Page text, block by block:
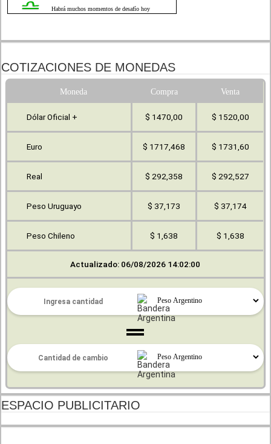
COTIZACIONES DE MONEDAS
Moneda Compra Venta
Dólar Oficial + $ 1470,00 $ 1520,00
Euro $ 1717,468 $ 1731,60
Real $ 292,358 $ 292,527
Peso Uruguayo $ 37,173 $ 37,174
Peso Chileno $ 1,638 $ 1,638
Actualizado: 06/08/2026 14:02:00
ESPACIO PUBLICITARIO